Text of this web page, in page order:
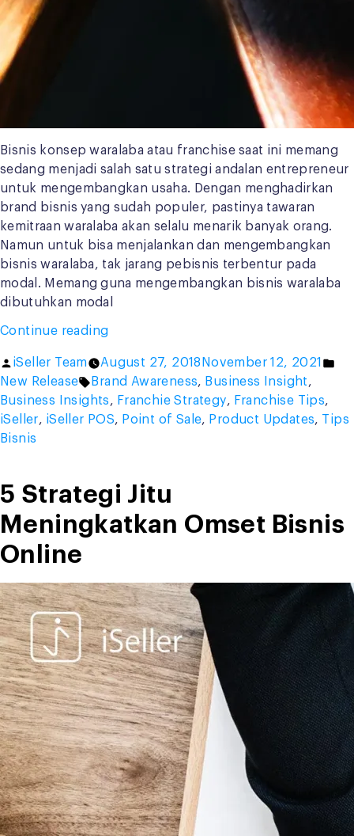
Bisnis konsep waralaba atau franchise saat ini memang
sedang menjadi salah satu strategi andalan entrepreneur
untuk mengembangkan usaha. Dengan menghadirkan
brand bisnis yang sudah populer, pastinya tawaran
kemitraan waralaba akan selalu menarik banyak orang.
Namun untuk bisa menjalankan dan mengembangkan
bisnis waralaba, tak jarang pebisnis terbentur pada
modal. Memang guna mengembangkan bisnis waralaba
dibutuhkan modal
Continue reading“6
Jitu
Mengembangkan
Bisnis
Waralaba
Menguntungkan”
Posted
by
iSeller Team August 27, 2018 November 12, 2021
New Release Tags:
Brand Awareness, Business Insight,
Business Insights, Franchie Strategy, Franchise Tips,
iSeller, iSeller POS, Point of Sale, Product Updates, Tips
Bisnis
5 Strategi Jitu
Meningkatkan Omset Bisnis
Online